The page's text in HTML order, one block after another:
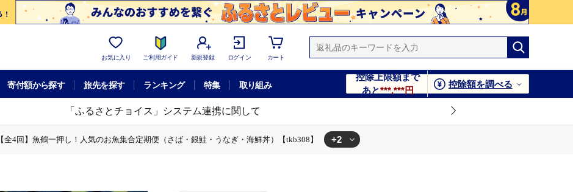
お気に入り ご利用ガイド 新規登録 ログイン カート
寄付額から探す 旅先を探す ランキング 特集 取り組み
控除上限額まで
あと***,***円
控除額を調べる
「ふるさとチョイス」システム連携に関して
【全4回】魚鶴一押し！人気のお魚集合定期便（さば・銀鮭・うなぎ・海鮮丼）【tkb308】 +2